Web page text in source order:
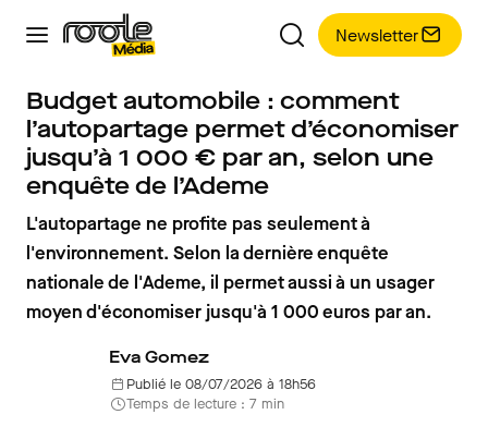
Newsletter
Budget automobile : comment
l’autopartage permet d’économiser
jusqu’à 1 000 € par an, selon une
enquête de l’Ademe
L'autopartage ne profite pas seulement à
l'environnement. Selon la dernière enquête
nationale de l'Ademe, il permet aussi à un usager
moyen d'économiser jusqu'à 1 000 euros par an.
Eva Gomez
Publié le 08/07/2026 à 18h56
Temps de lecture : 7 min